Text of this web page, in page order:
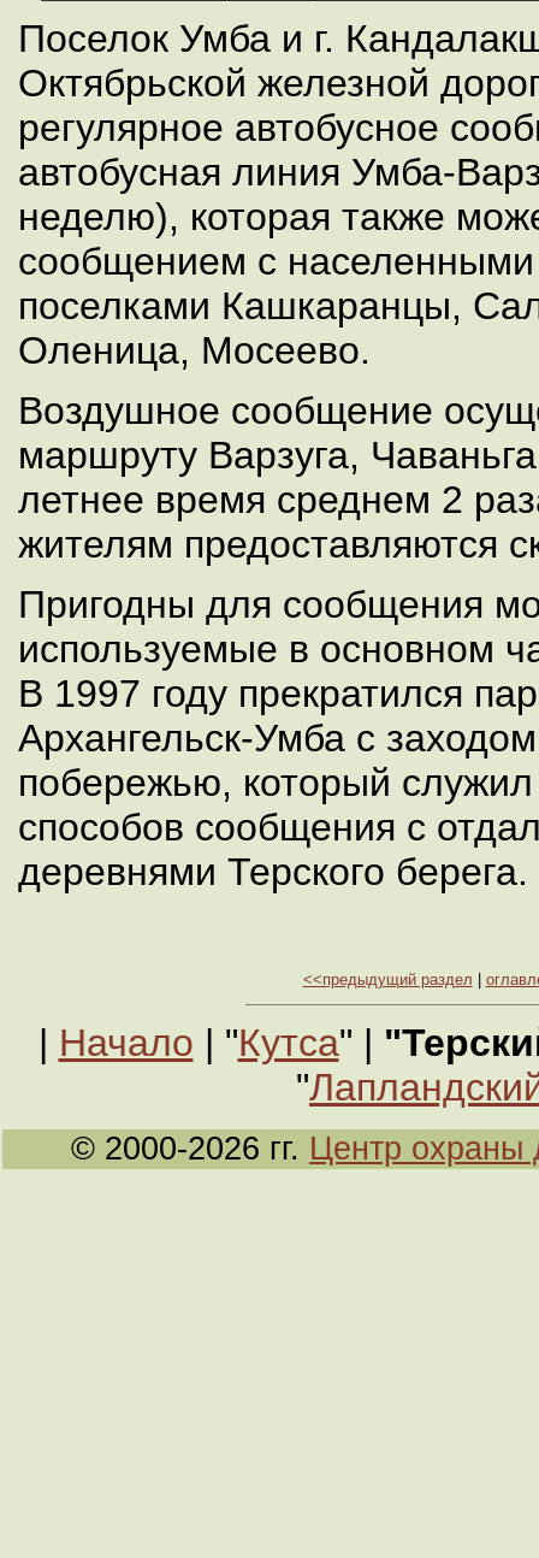
Поселок Умба и г.
Октябрьской железной
регулярное автобусное
автобусная линия Умба-
неделю), которая также
сообщением с
поселками Кашкаранцы,
Оленица, Мосеево.
Воздушное сообщение
маршруту Варзуга,
летнее время среднем 2
жителям предоставляются
Пригодны для сообщения
используемые в основном
В 1997 году прекратился
Архангельск-Умба с
побережью, который
способов сообщения с
деревнями Терского берега.
<<предыдущий раздел
| Начало | "Кутса" |
"
© 2000-2026 гг. Центр охраны